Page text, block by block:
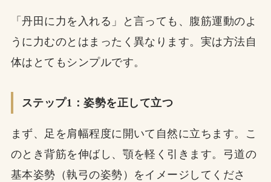
「丹田に力を入れる」と言っても、腹筋運動のよ
うに力むのとはまったく異なります。実は方法自
体はとてもシンプルです。
ステップ1：姿勢を正して立つ
まず、足を肩幅程度に開いて自然に立ちます。こ
のとき背筋を伸ばし、顎を軽く引きます。弓道の
基本姿勢（執弓の姿勢）をイメージしてくださ